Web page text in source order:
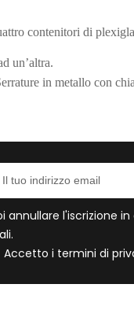
contenitori di
un’altra.
in metallo con
75x80x50 cm
annullare l'iscrizione
Accetto i termini di